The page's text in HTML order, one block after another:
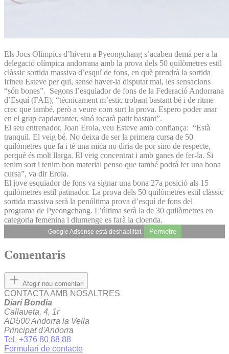
Els Jocs Olímpics d’hivern a Pyeongchang s’acaben demà per a la
delegació olímpica andorrana amb la prova dels 50 quilòmetres estil
clàssic sortida massiva d’esquí de fons, en què prendrà la sortida
Irineu Esteve per qui, sense haver-la disputat mai, les sensacions
“són bones”. Segons l’esquiador de fons de la Federació Andorrana
d’Esquí (FAE), “tècnicament m’estic trobant bastant bé i de ritme
crec que també, però a veure com surt la prova. Espero poder anar
en el grup capdavanter, sinó tocarà patir bastant”.
El seu entrenador, Joan Erola, veu Esteve amb confiança: “Està
tranquil. El veig bé. No deixa de ser la primera cursa de 50
quilòmetres que fa i té una mica no diria de por sinó de respecte,
perquè és molt llarga. El veig concentrat i amb ganes de fer-la. Si
tenim sort i tenim bon material penso que també podrà fer una bona
cursa”, va dir Erola.
El jove esquiador de fons va signar una bona 27a posició als 15
quilòmetres estil patinador. La prova dels 50 quilòmetres estil clàssic
sortida massiva serà la penúltima prova d’esquí de fons del
programa de Pyeongchang. L’última serà la de 30 quilòmetres en
categoria femenina i diumenge es farà la cloenda.
Google Adsense està deshabilitat. Permetre
Comentaris
Afegir nou comentari
CONTACTA AMB NOSALTRES
Diari Bondia
Callaueta, 4, 1r
AD500 Andorra la Vella
Principat d'Andorra
Tel. +376 80 88 88
Formulari de contacte